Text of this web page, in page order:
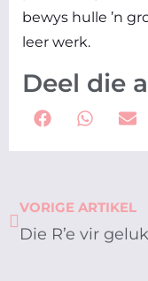
bewys hulle ’n
leer werk.
Deel die
Prev
VORIGE ARTIKEL